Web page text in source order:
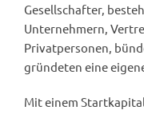
Gesellschafter,
Unternehmern,
Privatpersonen,
gründeten eine
Mit einem